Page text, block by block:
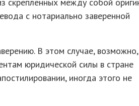
с нотариально заверенной
В этом случае, возможно,
юридической силы в стране
иногда этого не